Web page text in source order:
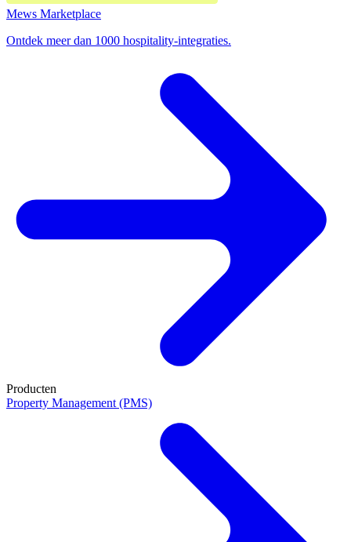
Mews Marketplace
Ontdek meer dan 1000 hospitality-integraties.
Producten
Property Management (PMS)